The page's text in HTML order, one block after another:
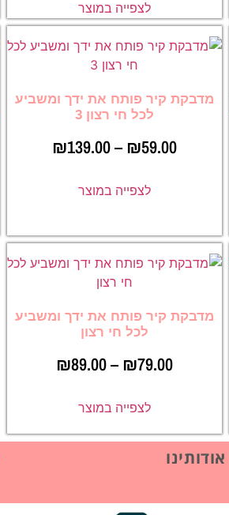
לצפייה במוצר
מדבקת קיר פותח את ידך ומשביע
לכל חי רצון 3
₪59.00
–
₪139.00
לצפייה במוצר
מדבקת קיר פותח את ידך ומשביע
לכל חי רצון
₪79.00
–
₪89.00
לצפייה במוצר
אודותינו